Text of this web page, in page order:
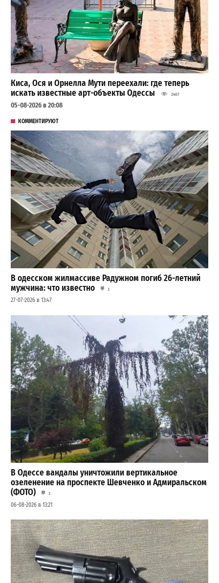
Киса, Ося и Орнелла Мути переехали: где теперь
искать известные арт-объекты Одессы
2407
05-08-2026 в 20:08
КОММЕНТИРУЮТ
В одесском жилмассиве Радужном погиб 26-летний
мужчина: что известно
3
27-07-2026 в 13:47
В Одессе вандалы уничтожили вертикальное
озеленение на проспекте Шевченко и Адмиральском
(ФОТО)
3
06-08-2026 в 13:21